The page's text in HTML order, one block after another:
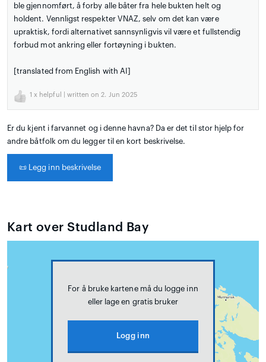
ble gjennomført, å forby alle båter fra hele bukten helt og
holdent. Vennligst respekter VNAZ, selv om det kan være
upraktisk, fordi alternativet sannsynligvis vil være et fullstendig
forbud mot ankring eller fortøyning i bukten.
[translated from English with AI]
1 x helpful | written on 2. Jun 2025
Er du kjent i farvannet og i denne havna? Da er det til stor hjelp for
andre båtfolk om du legger til en kort beskrivelse.
📜 Legg inn beskrivelse
Kart over Studland Bay
For å bruke kartene må du logge inn
eller lage en gratis bruker
Logg inn